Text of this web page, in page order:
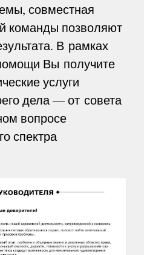
совместная
команды позволяют
В рамках
Вы получите
услуги
дела — от совета
вопросе
спектра